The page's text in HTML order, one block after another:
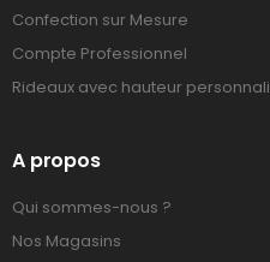
Confection sur Mesure
Compte Professionnel
Rideaux avec hauteur
A propos
Qui sommes-nous ?
Nos Magasins